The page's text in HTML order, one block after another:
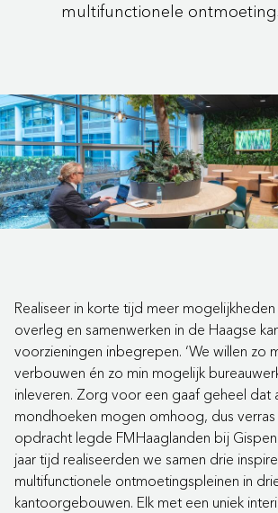
multifunctionele
Realiseer in korte tijd meer
overleg en samenwerken in de Haagse
voorzieningen inbegrepen. ‘We willen zo
verbouwen én zo min mogelijk
inleveren. Zorg voor een gaaf geheel dat
mondhoeken mogen omhoog, dus verras
opdracht legde FMHaaglanden bij Gispen
jaar tijd realiseerden we samen drie
multifunctionele ontmoetingspleinen in
kantoorgebouwen. Elk met een uniek